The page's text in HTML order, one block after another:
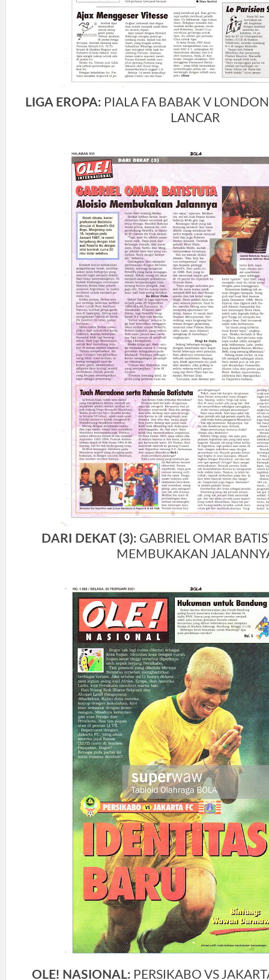
LIGA EROPA: PIALA FA BABAK V
LANCAR
DARI DEKAT (3):GABRIEL OMAR
MEMBUKAKAN
OLE! NASIONAL: PERSIKABO VS